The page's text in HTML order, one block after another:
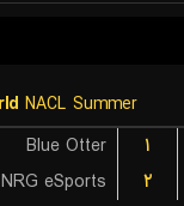
NACL Summer
Blue Otter
۱
NRG eSports
۲